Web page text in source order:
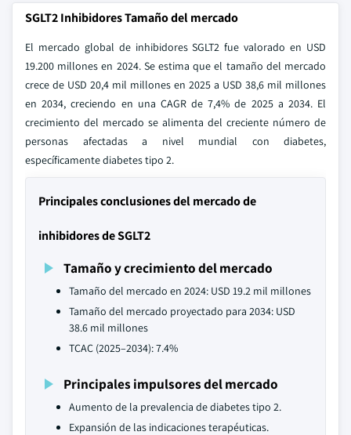
SGLT2 Inhibidores Tamaño del mercado
El mercado global de inhibidores SGLT2 fue valorado en USD
19.200 millones en 2024. Se estima que el tamaño del mercado
crece de USD 20,4 mil millones en 2025 a USD 38,6 mil millones
en 2034, creciendo en una CAGR de 7,4% de 2025 a 2034. El
crecimiento del mercado se alimenta del creciente número de
personas afectadas a nivel mundial con diabetes,
específicamente diabetes tipo 2.
Principales conclusiones del mercado de
inhibidores de SGLT2
Tamaño y crecimiento del mercado
Tamaño del mercado en 2024: USD 19.2 mil millones
Tamaño del mercado proyectado para 2034: USD
38.6 mil millones
TCAC (2025–2034): 7.4%
Principales impulsores del mercado
Aumento de la prevalencia de diabetes tipo 2.
Expansión de las indicaciones terapéuticas.